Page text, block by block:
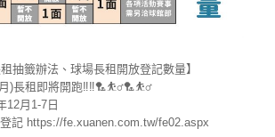
抽籤辦法、球場長租開放登記數量】
)長租即將開跑‼‼🏸⛹‍♂🏸⛹‍♂
12月1-7日
記 https://fe.xuanen.com.tw/fe02.aspx